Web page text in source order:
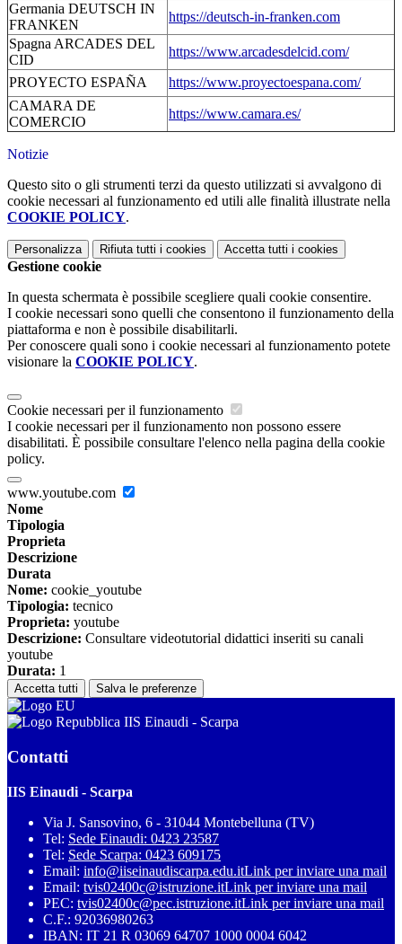
Germania DEUTSCH IN
FRANKEN
https://deutsch-in-franken.com
Spagna ARCADES DEL
CID
https://www.arcadesdelcid.com/
PROYECTO ESPAÑA
https://www.proyectoespana.com/
CAMARA DE
COMERCIO
https://www.camara.es/
Notizie
Questo sito o gli strumenti terzi da questo utilizzati si avvalgono di
cookie necessari al funzionamento ed utili alle finalità illustrate nella
COOKIE POLICY.
Personalizza Rifiuta tutti i cookies Accetta tutti i cookies
Gestione cookie
In questa schermata è possibile scegliere quali cookie consentire.
I cookie necessari sono quelli che consentono il funzionamento della
piattaforma e non è possibile disabilitarli.
Per conoscere quali sono i cookie necessari al funzionamento potete
visionare la COOKIE POLICY.
Cookie necessari per il funzionamento
I cookie necessari per il funzionamento non possono essere
disabilitati. È possibile consultare l'elenco nella pagina della cookie
policy.
www.youtube.com
Nome
Tipologia
Proprieta
Descrizione
Durata
Nome: cookie_youtube
Tipologia: tecnico
Proprieta: youtube
Descrizione: Consultare videotutorial didattici inseriti su canali
youtube
Durata: 1
Accetta tutti Salva le preferenze
IIS Einaudi - Scarpa
Contatti
IIS Einaudi - Scarpa
Via J. Sansovino, 6 - 31044 Montebelluna (TV)
Tel: Sede Einaudi: 0423 23587
Tel: Sede Scarpa: 0423 609175
Email: info@iiseinaudiscarpa.edu.itLink per inviare una mail
Email: tvis02400c@istruzione.itLink per inviare una mail
PEC: tvis02400c@pec.istruzione.itLink per inviare una mail
C.F.: 92036980263
IBAN: IT 21 R 03069 64707 1000 0004 6042